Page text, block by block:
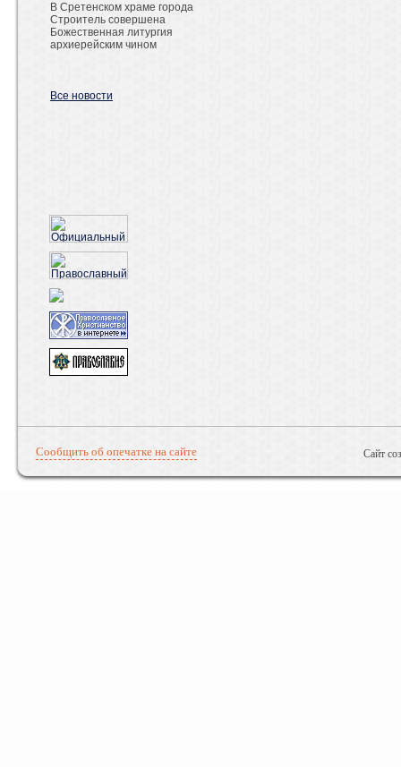
В Сретенском храме города
Строитель совершена
Божественная литургия
архиерейским чином
Все новости
Сообщить об опечатке на сайте Сайт